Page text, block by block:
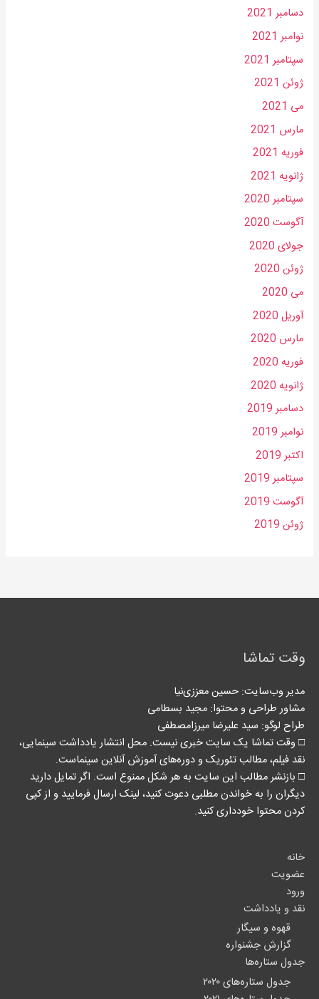
دسامبر 2021
نوامبر 2021
سپتامبر 2021
ژوئن 2021
می 2021
مارس 2021
فوریه 2021
ژانویه 2021
سپتامبر 2020
آگوست 2020
جولای 2020
ژوئن 2020
می 2020
آوریل 2020
مارس 2020
فوریه 2020
ژانویه 2020
دسامبر 2019
نوامبر 2019
اکتبر 2019
سپتامبر 2019
آگوست 2019
ژوئن 2019
وقت تماشا
مدیر وب‌سایت: حسین معززی‌نیا
مشاور طراحی و محتوا:‌ مجید بسطامی
طراح لوگو: سید علیرضا میرزامصطفی
□ وقت تماشا یک سایت خبری نیست. محل انتشار یادداشت سینمایی،
نقد فیلم، مطالب تئوریک و دوره‌های آموزش آنلاین سینماست.
□ بازنشر مطالب این سایت به هر شکل ممنوع است. اگر تمایل دارید
دیگران را به خواندن مطلبی دعوت کنید، لینک‌ ارسال فرمایید و از کپی
کردن محتوا خودداری کنید.
خانه
عضویت
ورود
نقد و یادداشت
قهوه و سیگار
گزارش جشنواره
جدول ستاره‌ها
جدول ستاره‌های ۲۰۲۰